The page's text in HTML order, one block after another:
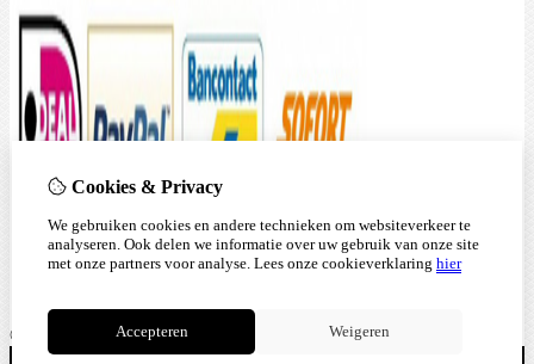
© Copyright 2026|TSB
Cookie-instellingen
I.v.m. vakantie zijn wij gesloten tot 03-8-2025 - bestellingen zullen
Cookies & Privacy
We gebruiken cookies en andere technieken om websiteverkeer te
analyseren. Ook delen we informatie over uw gebruik van onze site
met onze partners voor analyse. Lees onze cookieverklaring hier
Accepteren Weigeren